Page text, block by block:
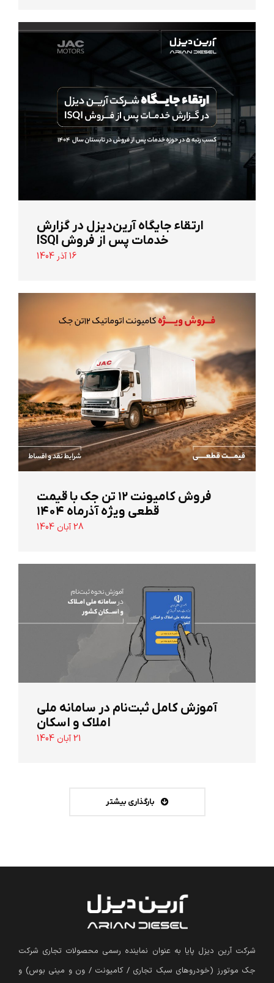
ارتقاء جایگاه آرین‌دیزل در گزارش
خدمات پس از فروش ISQI
16 آذر 1404
‌فروش کامیونت ۱۲ تن جک با قیمت
قطعی ویژه آذرماه ۱۴۰۴
28 آبان 1404
آموزش کامل ثبت‌نام در سامانه ملی
املاک و اسکان
21 آبان 1404
بارگذاری بیشتر
شرکت آرین دیزل پایا به عنوان نماینده رسمی محصولات تجاری شرکت
جک موتورز (خودروهای سبک تجاری / کامیونت / ون و مینی بوس) و